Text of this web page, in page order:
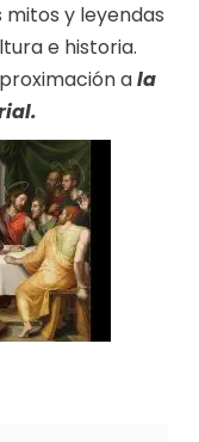
y leyendas
e historia.
ala